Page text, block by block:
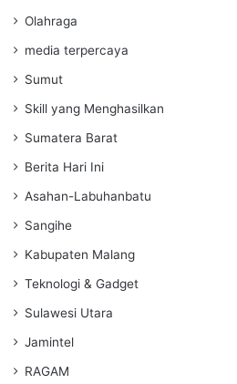
Olahraga
media terpercaya
Sumut
Skill yang Menghasilkan
Sumatera Barat
Berita Hari Ini
Asahan-Labuhanbatu
Sangihe
Kabupaten Malang
Teknologi & Gadget
Sulawesi Utara
Jamintel
RAGAM